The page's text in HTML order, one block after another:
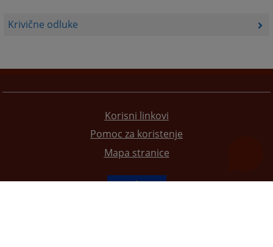
Krivične odluke
Korisni linkovi
Pomoc za koristenje
Mapa stranice